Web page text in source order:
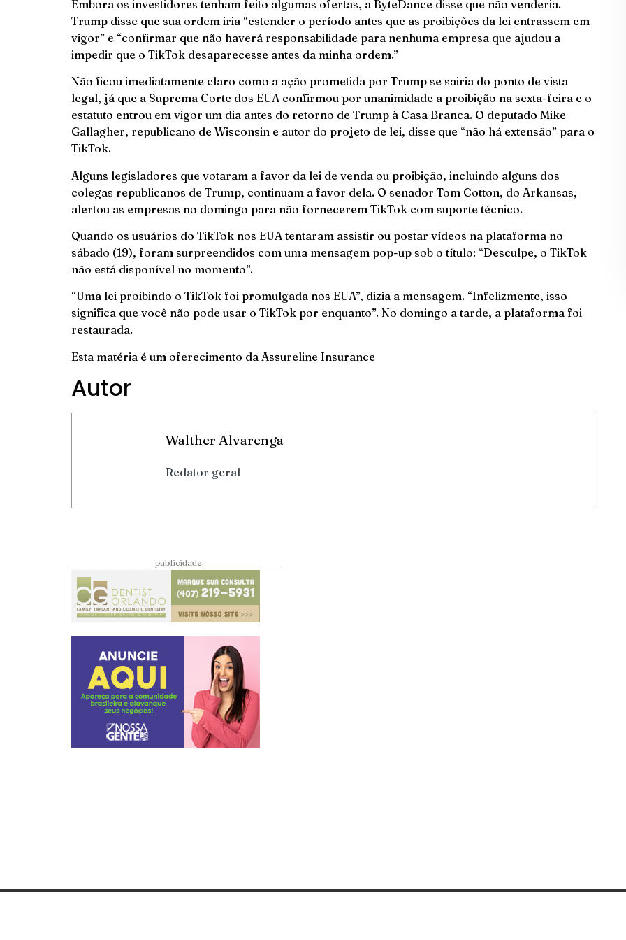
Embora os investidores tenham feito algumas ofertas, a ByteDance disse que não venderia.
Trump disse que sua ordem iria “estender o período antes que as proibições da lei entrassem em
vigor” e “confirmar que não haverá responsabilidade para nenhuma empresa que ajudou a
impedir que o TikTok desaparecesse antes da minha ordem.”
Não ficou imediatamente claro como a ação prometida por Trump se sairia do ponto de vista
legal, já que a Suprema Corte dos EUA confirmou por unanimidade a proibição na sexta-feira e o
estatuto entrou em vigor um dia antes do retorno de Trump à Casa Branca. O deputado Mike
Gallagher, republicano de Wisconsin e autor do projeto de lei, disse que “não há extensão” para o
TikTok.
Alguns legisladores que votaram a favor da lei de venda ou proibição, incluindo alguns dos
colegas republicanos de Trump, continuam a favor dela. O senador Tom Cotton, do Arkansas,
alertou as empresas no domingo para não fornecerem TikTok com suporte técnico.
Quando os usuários do TikTok nos EUA tentaram assistir ou postar vídeos na plataforma no
sábado (19), foram surpreendidos com uma mensagem pop-up sob o título: “Desculpe, o TikTok
não está disponível no momento”.
“Uma lei proibindo o TikTok foi promulgada nos EUA”, dizia a mensagem. “Infelizmente, isso
significa que você não pode usar o TikTok por enquanto”. No domingo a tarde, a plataforma foi
restaurada.
Esta matéria é um oferecimento da Assureline Insurance
Autor
Walther Alvarenga
Redator geral
____________________publicidade___________________